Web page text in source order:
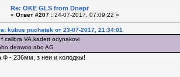
Re: OKE GLS from Dnepr
« Ответ #207 : 24-07-2017, 07:09:22 »
kubus puchatek от 23-07-2017, 21:34:01
f calibra VA.kadett odynakovi
deawoo abo AG
Ф - 236мм, з неи и колодкы!